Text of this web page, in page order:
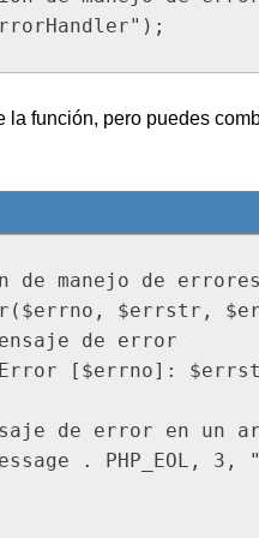
la función, pero puedes
manejo de
$errstr,
de error
[$errno]:
de error en un
. PHP_EOL, 3,